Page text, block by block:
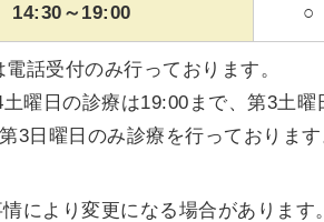
14:30～19:00 ○
話受付のみ行っております。
曜日の診療は19:00まで、第3土曜
3日曜日のみ診療を行っておりま
により変更になる場合があります